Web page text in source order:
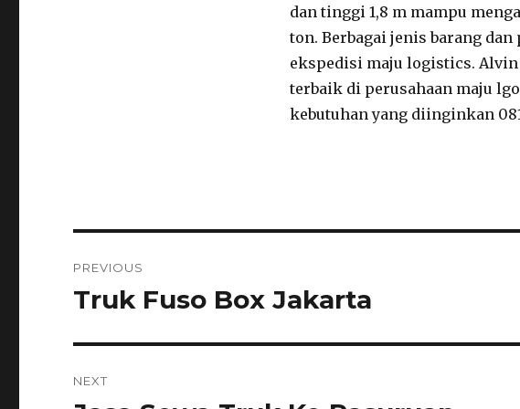
dan tinggi 1,8 m mampu
ton. Berbagai jenis barang
ekspedisi maju logistics.
terbaik di perusahaan maju
kebutuhan yang diinginkan
navigation
PREVIOUS
Previous
Truk Fuso Box Jakarta
NEXT